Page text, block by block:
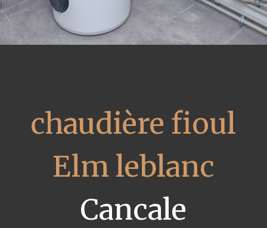
chaudière fioul
Elm leblanc
Cancale